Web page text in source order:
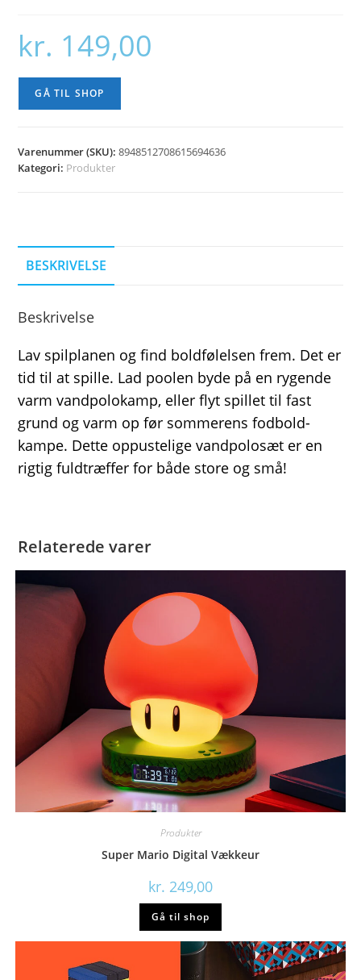
kr. 149,00
GÅ TIL SHOP
Varenummer (SKU):8948512708615694636
Kategori: Produkter
BESKRIVELSE
Beskrivelse
Lav spilplanen og find boldfølelsen frem. Det er
tid til at spille. Lad poolen byde på en rygende
varm vandpolokamp, eller flyt spillet til fast
grund og varm op før sommerens fodbold-
kampe. Dette oppustelige vandpolosæt er en
rigtig fuldtræffer for både store og små!
Relaterede varer
Produkter
Super Mario Digital Vækkeur
kr. 249,00
Gå til shop